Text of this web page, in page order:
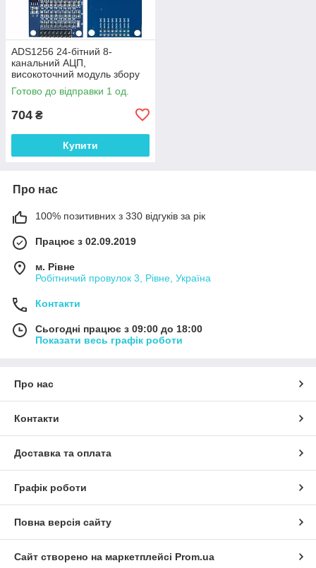
ADS1256 24-бітний 8-
канальний АЦП,
високоточний модуль збору
даних
Готово до відправки 1 од.
704 ₴
Купити
Про нас
100% позитивних з 330 відгуків за рік
Працює з 02.09.2019
м. Рівне
Робітничий провулок 3, Рівне, Україна
Контакти
Сьогодні працює з 09:00 до 18:00
Показати весь графік роботи
Про нас
Контакти
Доставка та оплата
Графік роботи
Повна версія сайту
Сайт створено на маркетплейсі Prom.ua